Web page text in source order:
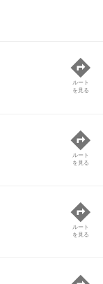
ルート
を見る
ルート
を見る
ルート
を見る